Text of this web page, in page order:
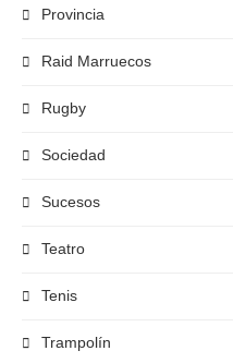
Provincia
Raid Marruecos
Rugby
Sociedad
Sucesos
Teatro
Tenis
Trampolín